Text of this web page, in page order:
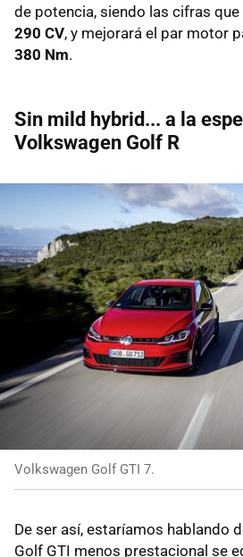
de potencia, siendo las cifras que
290 CV, y mejorará el par motor
380 Nm.
Sin mild hybrid... a la
Volkswagen Golf R
Volkswagen Golf GTI 7.
De ser así, estaríamos hablando
Golf GTI menos prestacional se